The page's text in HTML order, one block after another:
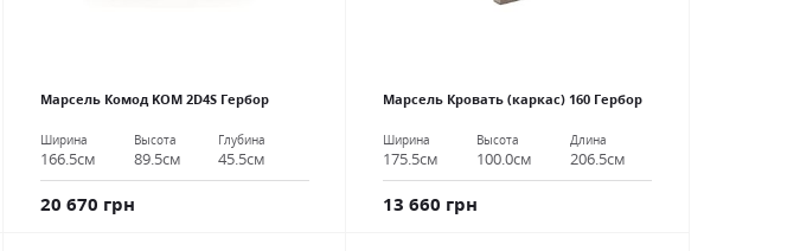
Марсель Комод KOM 2D4S Гербор
Ширина
166.5см
Высота
89.5см
Глубина
45.5см
20 670 грн
Марсель Кровать (каркас) 160 Гербор
Ширина
175.5см
Высота
100.0см
Длина
206.5см
13 660 грн